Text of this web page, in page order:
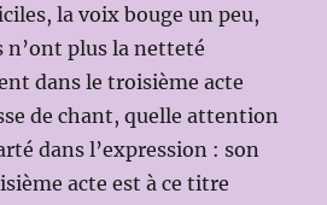
la voix bouge un peu,
n’ont plus la netteté
dans le troisième acte
de chant, quelle attention
dans l’expression : son
acte est à ce titre